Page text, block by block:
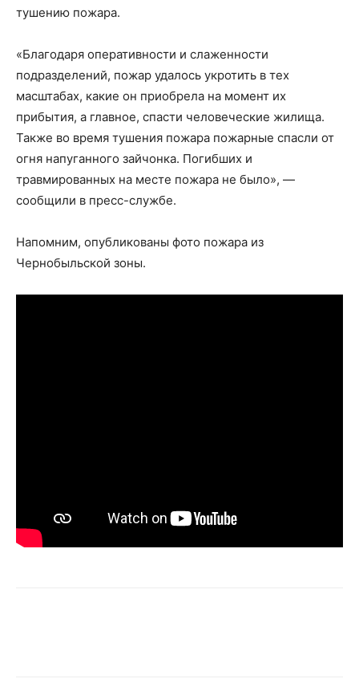
тушению пожара.
«Благодаря оперативности и слаженности
подразделений, пожар удалось укротить в тех
масштабах, какие он приобрела на момент их
прибытия, а главное, спасти человеческие жилища.
Также во время тушения пожара пожарные спасли от
огня напуганного зайчонка. Погибших и
травмированных на месте пожара не было», —
сообщили в пресс-службе.
Напомним, опубликованы фото пожара из
Чернобыльской зоны.